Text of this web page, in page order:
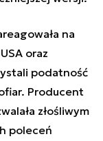
na
oraz
podatność
Producent
złośliwym
poleceń